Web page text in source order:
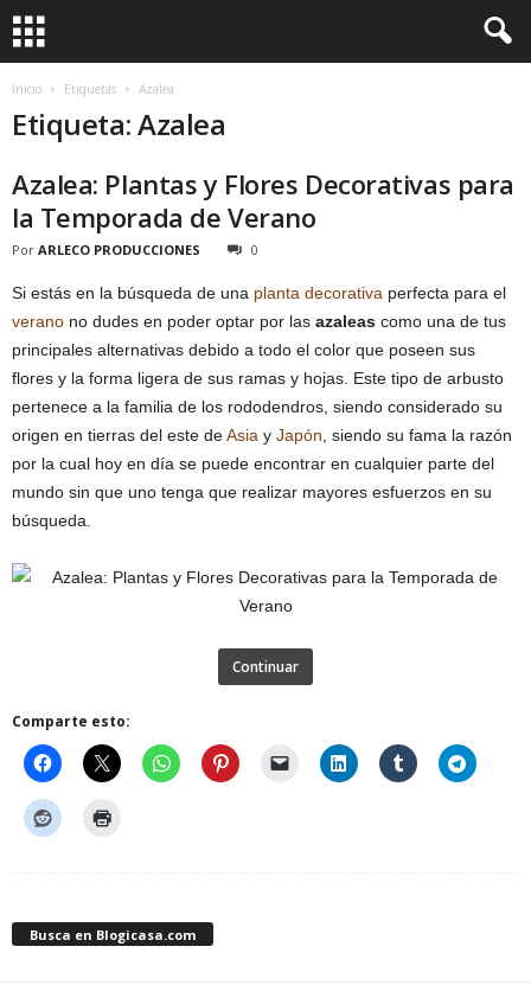
Inicio Etiquetas Azalea
Etiqueta: Azalea
Azalea: Plantas y Flores Decorativas para
la Temporada de Verano
Por ARLECO PRODUCCIONES 0
Si estás en la búsqueda de una planta decorativa perfecta para el
verano no dudes en poder optar por las azaleas como una de tus
principales alternativas debido a todo el color que poseen sus
flores y la forma ligera de sus ramas y hojas. Este tipo de arbusto
pertenece a la familia de los rododendros, siendo considerado su
origen en tierras del este deAsia y Japón , siendo su fama la razón
por la cual hoy en día se puede encontrar en cualquier parte del
mundo sin que uno tenga que realizar mayores esfuerzos en su
búsqueda.
Continuar
Comparte esto:
Busca en Blogicasa.com